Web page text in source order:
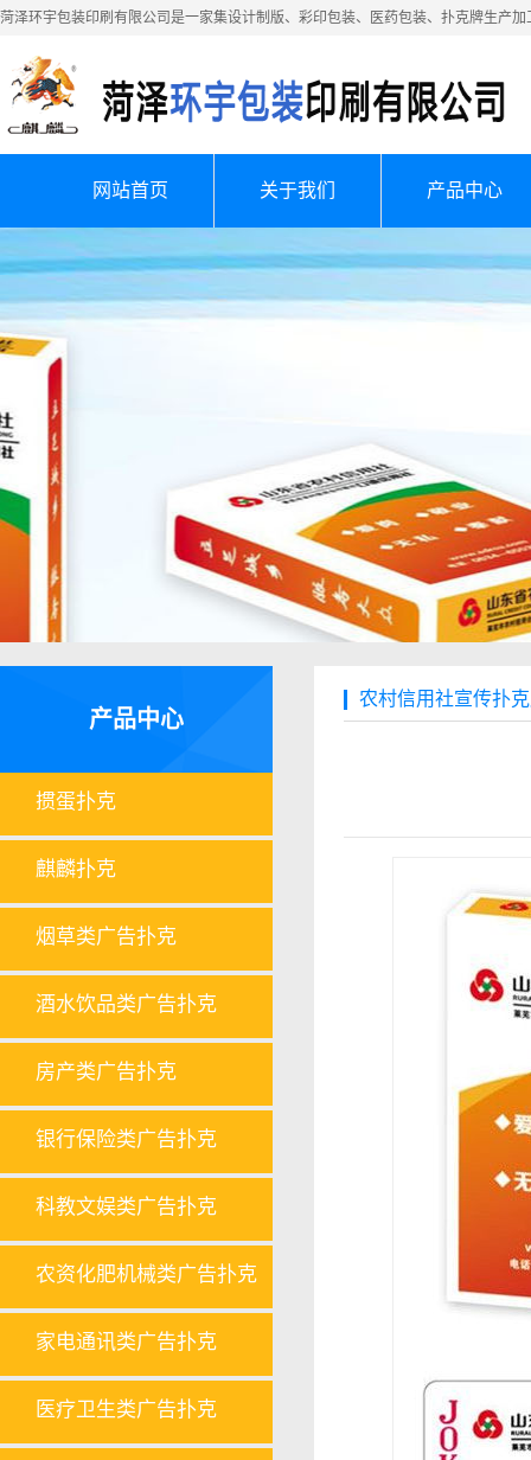
菏泽环宇包装印刷有限公司是一家集设计制版、彩印包装、医药包装、扑克牌生产
网站首页 关于我们 产品中心
产品中心
掼蛋扑克
麒麟扑克
烟草类广告扑克
酒水饮品类广告扑克
房产类广告扑克
银行保险类广告扑克
科教文娱类广告扑克
农资化肥机械类广告扑克
家电通讯类广告扑克
医疗卫生类广告扑克
农村信用社宣传扑